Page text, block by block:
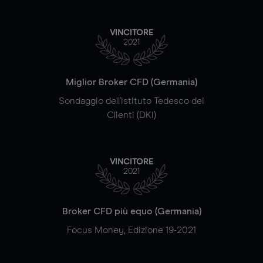
VINCITORE
2021
Miglior Broker CFD (Germania)
Sondaggio dell'Istituto Tedesco dei
Clienti (DKI)
VINCITORE
2021
Broker CFD più equo (Germania)
Focus Money, Edizione 19-2021